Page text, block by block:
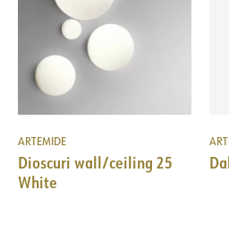
ARTEMIDE
Dioscuri wall/ceiling 25
White